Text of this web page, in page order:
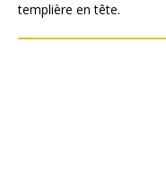
templière en tête.